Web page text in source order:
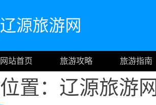
辽源旅游网
网站首页 旅游攻略 旅游指南
位置：辽源旅游网